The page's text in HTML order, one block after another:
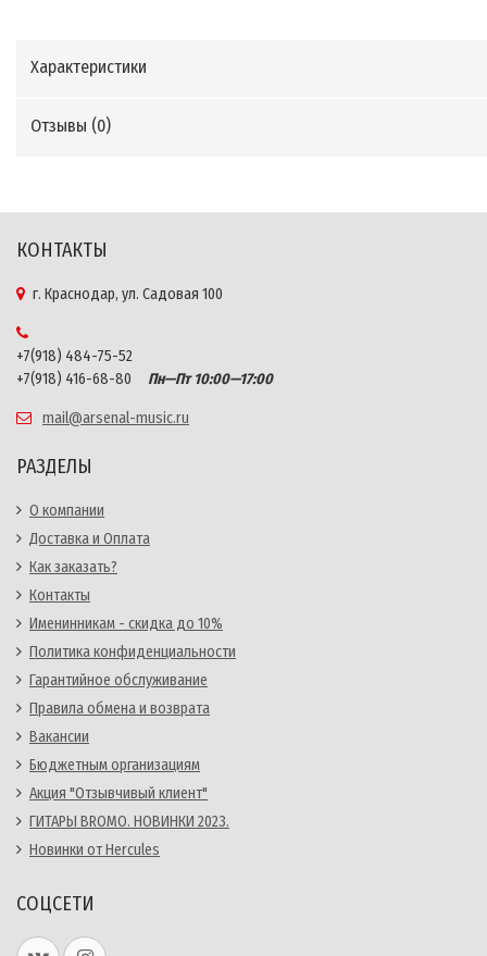
Характеристики
Отзывы (0)
КОНТАКТЫ
г. Краснодар, ул. Садовая 100
+7(918) 484-75-52
+7(918) 416-68-80
Пн—Пт 10:00—17:00
mail@arsenal-music.ru
РАЗДЕЛЫ
О компании
Доставка и Оплата
Как заказать?
Контакты
Именинникам - скидка до 10%
Политика конфиденциальности
Гарантийное обслуживание
Правила обмена и возврата
Вакансии
Бюджетным организациям
Акция "Отзывчивый клиент"
ГИТАРЫ BROMO. НОВИНКИ 2023.
Новинки от Hercules
СОЦСЕТИ